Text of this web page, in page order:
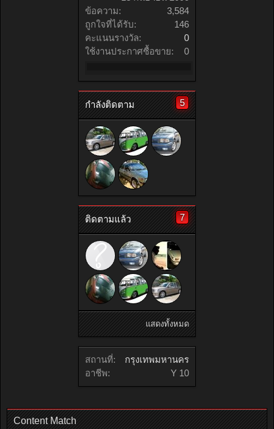
ข้อความ:
3,584
ถูกใจที่ได้รับ:
146
คะแนนรางวัล:
0
ใช้งานประกาศซื้อขาย:
0
กำลังติดตาม 5
ติดตามแล้ว 7
แสดงทั้งหมด
สถานที่:
กรุงเทพมหานคร
อาชีพ:
Y 10
Content Match